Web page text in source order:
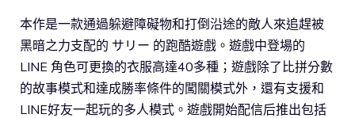
本作是一款通過躲避障礙物和打倒沿途的敵人來追趕被
黑暗之力支配的 サリー 的跑酷遊戲。遊戲中登場的
LINE 角色可更換的衣服高達40多種；遊戲除了比拼分數
的故事模式和達成勝率條件的闖關模式外，還有支援和
LINE好友一起玩的多人模式。遊戲開始配信后推出包括